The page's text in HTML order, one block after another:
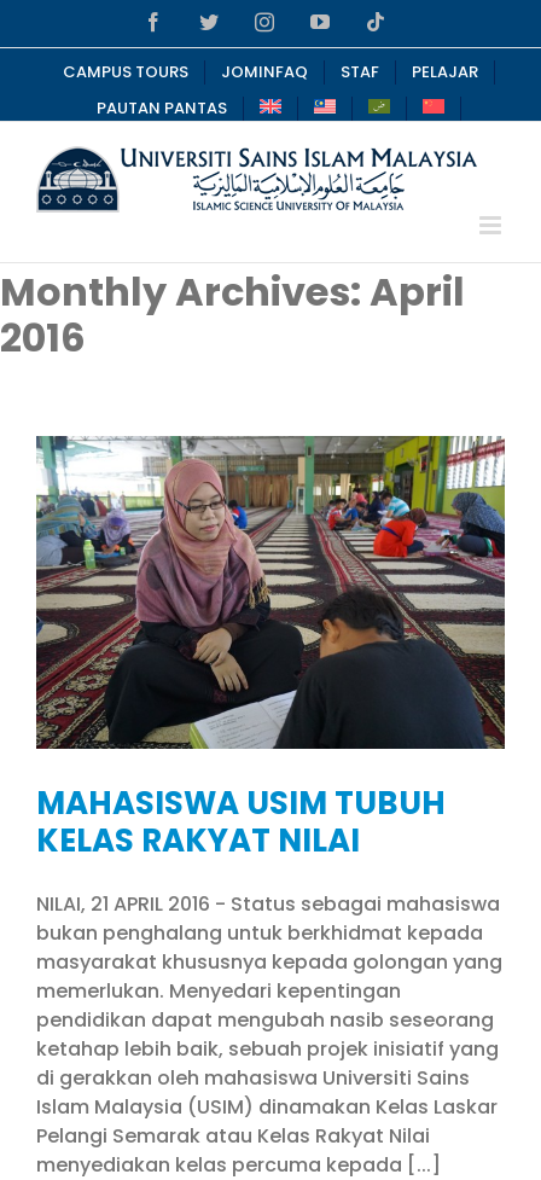
to
content
FacebookTwitterInstagramYouTube
CAMPUS TOURS JOMINFAQ STAF
PELAJAR
PAUTAN PANTAS
Monthly Archives:April
2016
MAHASISWA USIM TUBUH
KELAS RAKYAT NILAI
NILAI, 21 APRIL 2016 - Status sebagai mahasiswa
bukan penghalang untuk berkhidmat kepada
masyarakat khususnya kepada golongan yang
memerlukan. Menyedari kepentingan
pendidikan dapat mengubah nasib seseorang
ketahap lebih baik, sebuah projek inisiatif yang
di gerakkan oleh mahasiswa Universiti Sains
Islam Malaysia (USIM) dinamakan Kelas Laskar
Pelangi Semarak atau Kelas Rakyat Nilai
menyediakan kelas percuma kepada [...]